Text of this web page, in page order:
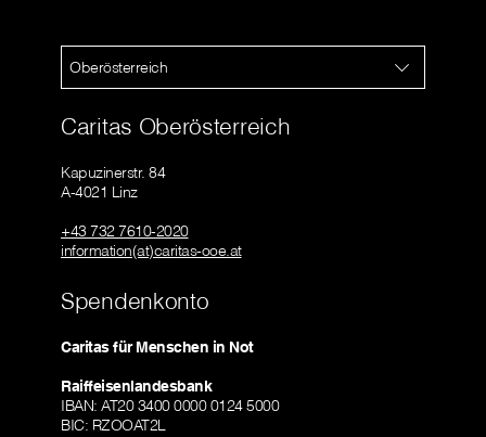
Oberösterreich
Caritas Oberösterreich
Kapuzinerstr. 84
A-4021 Linz
+43 732 7610-2020
information(at)caritas-ooe.at
Spendenkonto
Caritas für Menschen in Not
Raiffeisenlandesbank
IBAN: AT20 3400 0000 0124 5000
BIC: RZOOAT2L